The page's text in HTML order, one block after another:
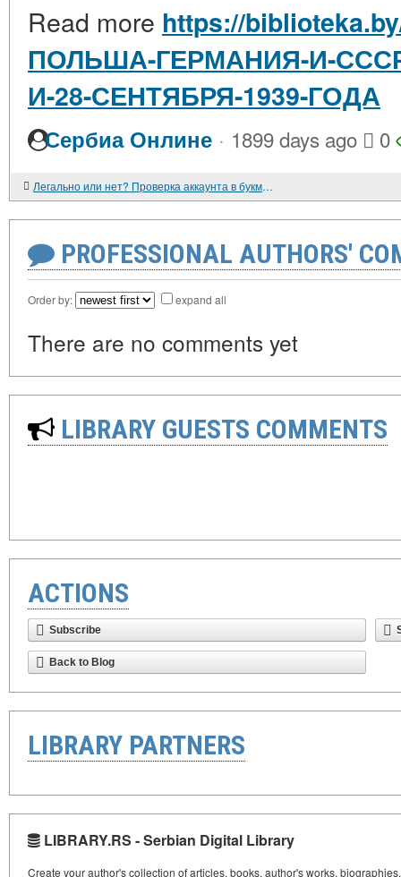
Read more https://
ПОЛЬША-ГЕРМАНИЯ-И-
И-28-СЕНТЯБРЯ-1939-ГОДА
Сербиа Онлине · 1899 days ago 0
Легально или нет? Проверка аккаунта в букмекерской конторе и скан удостоверения личности
PROFESSIONAL AUTHORS'
Order by: expand all
There are no comments yet
LIBRARY GUESTS COMMENTS
ACTIONS
Subscribe
Back to Blog
LIBRARY PARTNERS
LIBRARY.RS - Serbian Digital Library
Create your author's collection of articles, books, author's works,